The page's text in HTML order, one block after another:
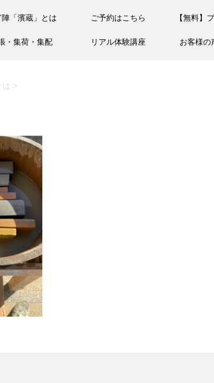
陣「濱蔵」とは ご予約はこちら 【無料】
・集荷・集配 リアル体験講座 お客様の
は >